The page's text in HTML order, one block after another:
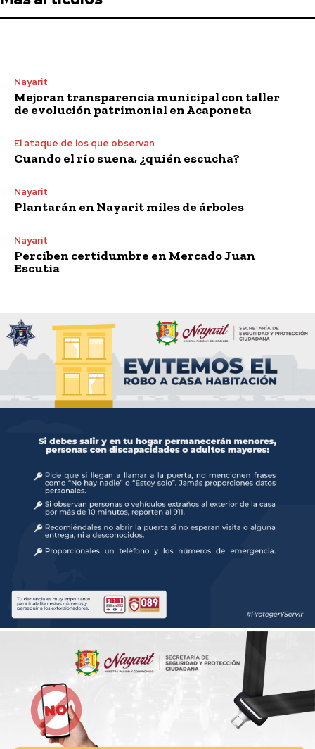
Nayarit
Mejoran transparencia municipal con taller
de evolución patrimonial en Acaponeta
El ataque de los que observan
Cuando el río suena, ¿quién escucha?
Nayarit
Plantarán en Nayarit miles de árboles
Nayarit
Perciben certidumbre en Mercado Juan
Escutia